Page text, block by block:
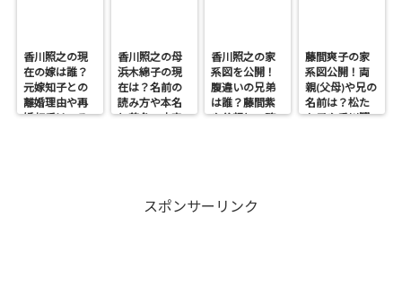
香川照之の現
在の嫁は誰？
元嫁知子との
離婚理由や再
婚相手はいる
香川照之の母
浜木綿子の現
在は？名前の
読み方や本名
と芸名の由来
香川照之の家
系図を公開！
腹違いの兄弟
は誰？藤間紫
や父親との確
藤間爽子の家
系図公開！両
親(父母)や兄の
名前は？松た
か子や香川照
スポンサーリンク